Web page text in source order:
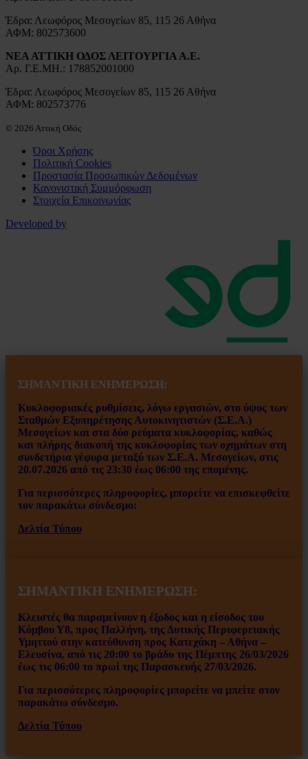
Έδρα: Λεωφόρος Μεσογείων 85, 115 26 Αθήνα
ΑΦΜ: 802573600
ΝΕΑ ΑΤΤΙΚΗ ΟΔΟΣ ΛΕΙΤΟΥΡΓΙΑ Α.Ε.
Αρ. Γ.Ε.ΜΗ.: 178852001000
Έδρα: Λεωφόρος Μεσογείων 85, 115 26 Αθήνα
ΑΦΜ: 802573776
© 2026 Αττική Οδός
Όροι Χρήσης
Πολιτική Cookies
Προστασία Προσωπικών Δεδομένων
Κανονιστική Συμμόρφωση
Στοιχεία Επικοινωνίας
Developed by
ΣΗΜΑΝΤΙΚΗ ΕΝΗΜΕΡΩΣΗ:
Κυκλοφοριακές ρυθμίσεις, λόγω εργασιών, στο ύψος των
Σταθμών Εξυπηρέτησης Αυτοκινητιστών (Σ.Ε.Α.)
Μεσογείων και στα δύο ρεύματα κυκλοφορίας, καθώς
και πλήρης διακοπή της κυκλοφορίας των οχημάτων στη
συνδετήρια γέφυρα μεταξύ των Σ.Ε.Α. Μεσογείων, στις
20.07.2026 από τις 23:30 έως 06:00 της επομένης.
Για περισσότερες πληροφορίες, μπορείτε να επισκεφθείτε
τον παρακάτω σύνδεσμο:
Δελτία Τύπου
ΣΗΜΑΝΤΙΚΗ ΕΝΗΜΕΡΩΣΗ:
Κλειστές θα παραμείνουν η έξοδος και η είσοδος του
Κόμβου Υ8, προς Παλλήνη, της Δυτικής Περιφερειακής
Υμηττού στην κατεύθυνση προς Κατεχάκη – Αθήνα –
Ελευσίνα, από τις 20:00 το βράδυ της Πέμπτης 26/03/2026
έως τις 06:00 το πρωί της Παρασκευής 27/03/2026.
Για περισσότερες πληροφορίες μπορείτε να μπείτε στον
παρακάτω σύνδεσμο.
Δελτία Τύπου